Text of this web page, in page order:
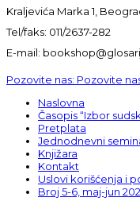
Kraljevića Marka 1,
Tel/faks: 011/2637-282
E-mail:
Pozovite nas: Pozovite
Naslovna
Časopis “Izbor
Pretplata
Jednodnevni
Knjižara
Kontakt
Uslovi korišćenja i
Broj 5-6, maj-jun